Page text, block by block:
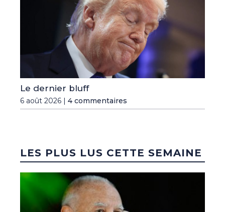
Le dernier bluff
6 août 2026 | 4 commentaires
LES PLUS LUS CETTE SEMAINE